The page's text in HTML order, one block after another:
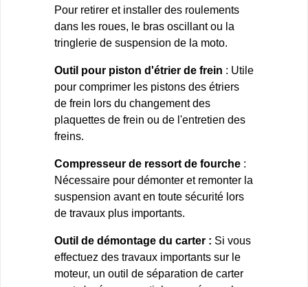
Pour retirer et installer des roulements
dans les roues, le bras oscillant ou la
tringlerie de suspension de la moto.
Outil pour piston d'étrier de frein : Utile
pour comprimer les pistons des étriers
de frein lors du changement des
plaquettes de frein ou de l'entretien des
freins.
Compresseur de ressort de fourche :
Nécessaire pour démonter et remonter la
suspension avant en toute sécurité lors
de travaux plus importants.
Outil de démontage du carter : Si vous
effectuez des travaux importants sur le
moteur, un outil de séparation de carter